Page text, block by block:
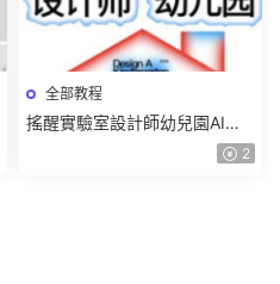
全部教程
搖醒實驗室設計師幼兒園AI軟
件基礎課2025【畫質不錯有素
2